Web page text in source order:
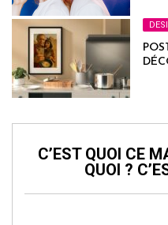
C’EST QUOI CE
QUOI ?